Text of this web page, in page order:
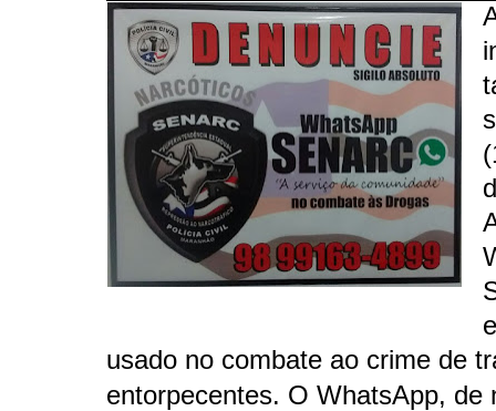
usado no combate ao crime de
entorpecentes. O WhatsApp, de